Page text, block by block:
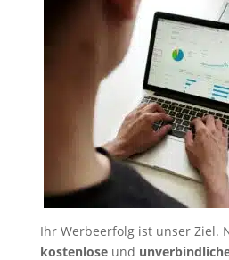
Ihr Werbeerfolg ist unser Ziel.
kostenloseund